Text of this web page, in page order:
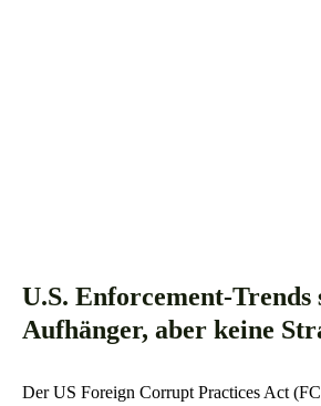
U.S. Enforcement-Trends
Aufhänger, aber keine
Der US Foreign Corrupt Practices Act